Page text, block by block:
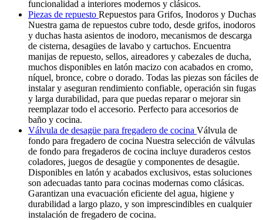
funcionalidad a interiores modernos y clásicos.
Piezas de repuesto Repuestos para Grifos, Inodoros y Duchas
Nuestra gama de repuestos cubre todo, desde grifos, inodoros
y duchas hasta asientos de inodoro, mecanismos de descarga
de cisterna, desagües de lavabo y cartuchos. Encuentra
manijas de repuesto, sellos, aireadores y cabezales de ducha,
muchos disponibles en latón macizo con acabados en cromo,
níquel, bronce, cobre o dorado. Todas las piezas son fáciles de
instalar y aseguran rendimiento confiable, operación sin fugas
y larga durabilidad, para que puedas reparar o mejorar sin
reemplazar todo el accesorio. Perfecto para accesorios de
baño y cocina.
Válvula de desagüe para fregadero de cocina Válvula de
fondo para fregadero de cocina Nuestra selección de válvulas
de fondo para fregaderos de cocina incluye duraderos cestos
coladores, juegos de desagüe y componentes de desagüe.
Disponibles en latón y acabados exclusivos, estas soluciones
son adecuadas tanto para cocinas modernas como clásicas.
Garantizan una evacuación eficiente del agua, higiene y
durabilidad a largo plazo, y son imprescindibles en cualquier
instalación de fregadero de cocina.